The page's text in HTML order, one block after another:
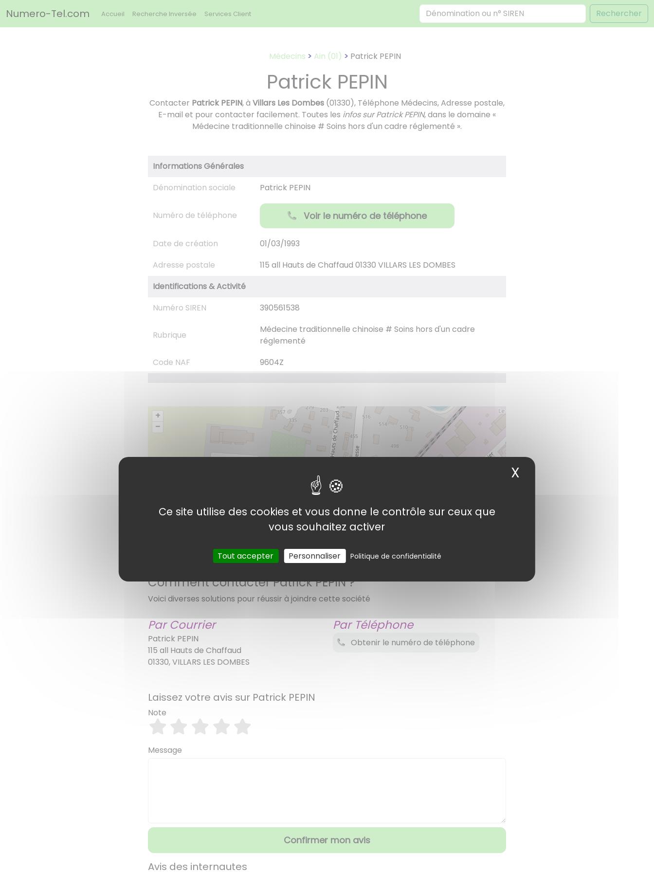
Ce site utilise des cookies et vous donne le contrôle sur ceux que
vous souhaitez activer
Tout accepter Personnaliser Politique de confidentialité
X Masquer le
Numero-Tel.com Accueil Recherche Inversée Services Client Rechercher
Médecins Ain (01) Patrick PEPIN
Patrick PEPIN
Contacter Patrick PEPIN, à Villars Les Dombes (01330), Téléphone Médecins, Adresse postale,
E-mail et pour contacter facilement. Toutes les infos sur Patrick PEPIN, dans le domaine «
Médecine traditionnelle chinoise # Soins hors d'un cadre réglementé ».
Informations Générales
Dénomination sociale
Patrick PEPIN
Numéro de téléphone Voir le numéro de téléphone
Date de création
01/03/1993
Adresse postale
115 all Hauts de Chaffaud 01330 VILLARS LES DOMBES
Identifications & Activité
Numéro SIREN
390561538
Rubrique
Médecine traditionnelle chinoise # Soins hors d'un cadre
réglementé
Code NAF
9604Z
Patrick PEPIN
+
–
Comment contacter Patrick PEPIN ?
Voici diverses solutions pour réussir à joindre cette société
Par Courrier
Patrick PEPIN
115 all Hauts de Chaffaud
01330, VILLARS LES DOMBES
Par Téléphone
Obtenir le numéro de téléphone
Laissez votre avis sur Patrick PEPIN
Note
Message
Confirmer mon avis
Avis des internautes